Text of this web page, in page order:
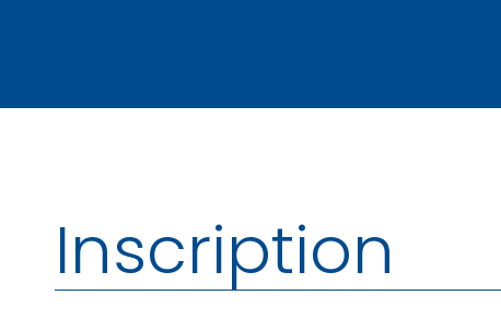
Inscription